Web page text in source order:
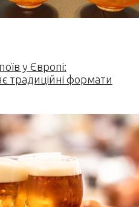
у Європі:
традиційні формати